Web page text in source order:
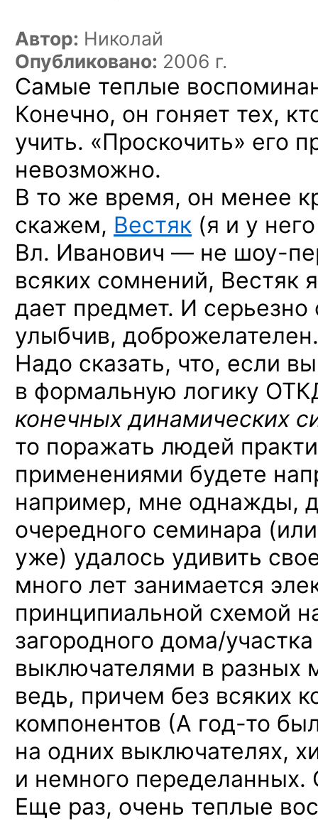
Автор: Николай
Опубликовано: 2006 г.
Самые теплые
Конечно, он гоняет тех,
учить. «Проскочить» его
невозможно.
В то же время, он менее
скажем, Вестяк (я и у
Вл. Иванович — не шоу-
всяких сомнений, Вестяк
дает предмет. И
улыбчив,
Надо сказать, что, если
в формальную логику
конечных динамических
то поражать людей
применениями будете
например, мне однажды,
очередного семинара
уже) удалось удивить
много лет занимается
принципиальной схемой
загородного дома/
выключателями в разных
ведь, причем без всяких
компонентов (А год-то
на одних выключателях,
и немного переделанных.
Еще раз, очень теплые